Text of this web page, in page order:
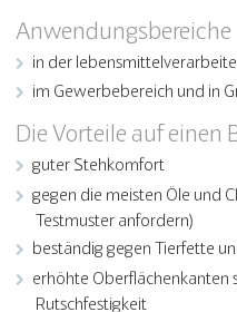
Anwendungsbereiche
in der
im Gewerbebereich und in
Die Vorteile auf einen
guter Stehkomfort
gegen die meisten Öle und
Testmuster anfordern)
beständig gegen Tierfette
erhöhte Oberflächenkanten
Rutschfestigkeit